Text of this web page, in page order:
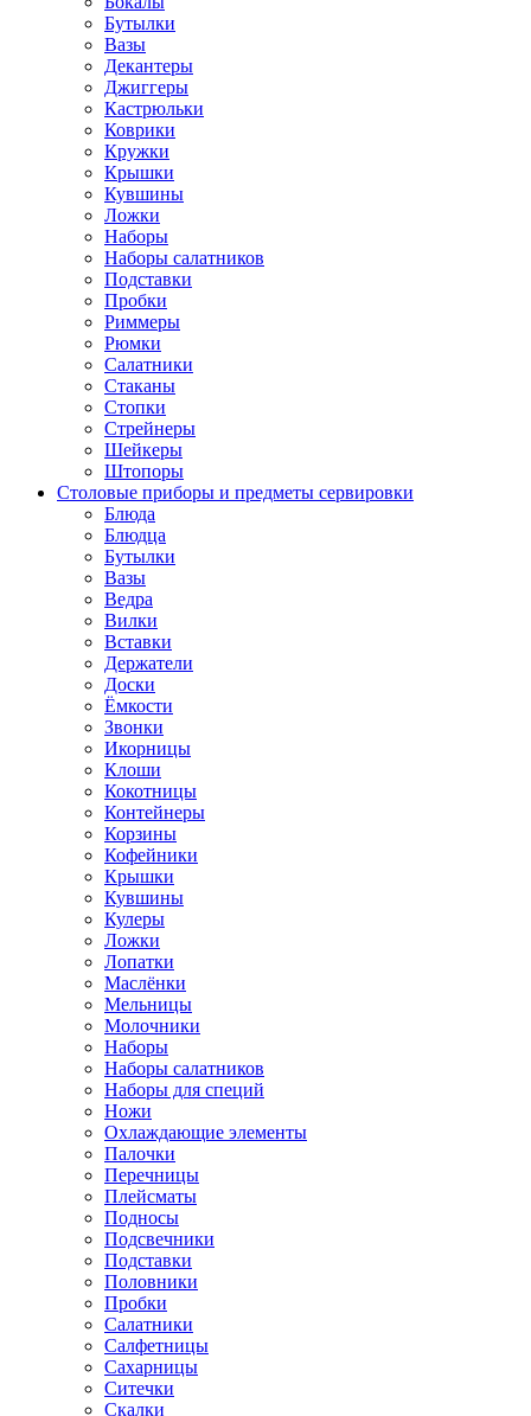
Бутылки
Вазы
Декантеры
Джиггеры
Кастрюльки
Коврики
Кружки
Крышки
Кувшины
Ложки
Наборы
Наборы салатников
Подставки
Пробки
Риммеры
Рюмки
Салатники
Стаканы
Стопки
Стрейнеры
Шейкеры
Штопоры
Столовые приборы и предметы сервировки
Блюда
Блюдца
Бутылки
Вазы
Ведра
Вилки
Вставки
Держатели
Доски
Ёмкости
Звонки
Икорницы
Клоши
Кокотницы
Контейнеры
Корзины
Кофейники
Крышки
Кувшины
Кулеры
Ложки
Лопатки
Маслёнки
Мельницы
Молочники
Наборы
Наборы салатников
Наборы для специй
Ножи
Охлаждающие элементы
Палочки
Перечницы
Плейсматы
Подносы
Подсвечники
Подставки
Половники
Пробки
Салатники
Салфетницы
Сахарницы
Ситечки
Скалки